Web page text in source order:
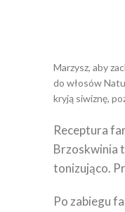
Marzysz, aby
do włosów
kryją siwiznę,
Receptura
Brzoskwinia
tonizująco.
Po zabiegu